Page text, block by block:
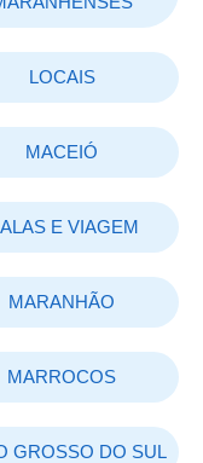
LOCAIS
MACEIÓ
E VIAGEM
MARANHÃO
MARROCOS
GROSSO DO SUL